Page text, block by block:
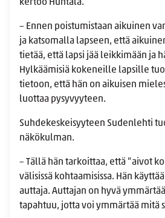
kertoo Huhtala.
– Ennen poistumistaan aikuinen
ja katsomalla lapseen, että
tietää, että lapsi jää leikkimään ja
Hylkäämisiä kokeneille lapsille
tietoon, että hän on aikuisen
luottaa pysyvyyteen.
Suhdekeskeisyyteen Sudenlehti
näkökulman.
– Tällä hän tarkoittaa, että ”aivot
välisissä kohtaamisissa. Hän
auttaja. Auttajan on hyvä
tapahtuu, jotta voi ymmärtää mitä